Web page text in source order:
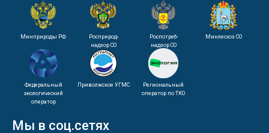
Минприроды РФ
Росприрод-
надзор СО
Роспотреб-
надзор СО
Минлесхоз СО
Федеральный
экологический
оператор
Приволжское УГМС
Региональный
оператор по ТКО
Мы в соц.сетях